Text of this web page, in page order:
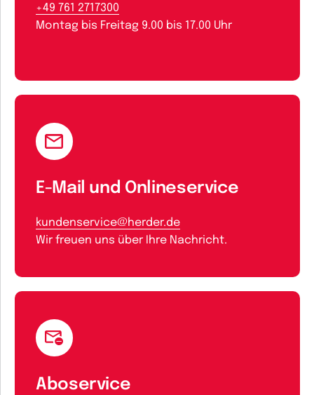
+49 761 2717300
Montag bis Freitag 9.00 bis 17.00 Uhr
E-Mail und Onlineservice
kundenservice@herder.de
Wir freuen uns über Ihre Nachricht.
Aboservice